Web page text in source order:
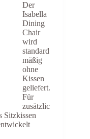
Der
Isabella
Dining
Chair
wird
standard
mäßig
ohne
Kissen
geliefert.
Für
zusätzlic
Sitzkissen